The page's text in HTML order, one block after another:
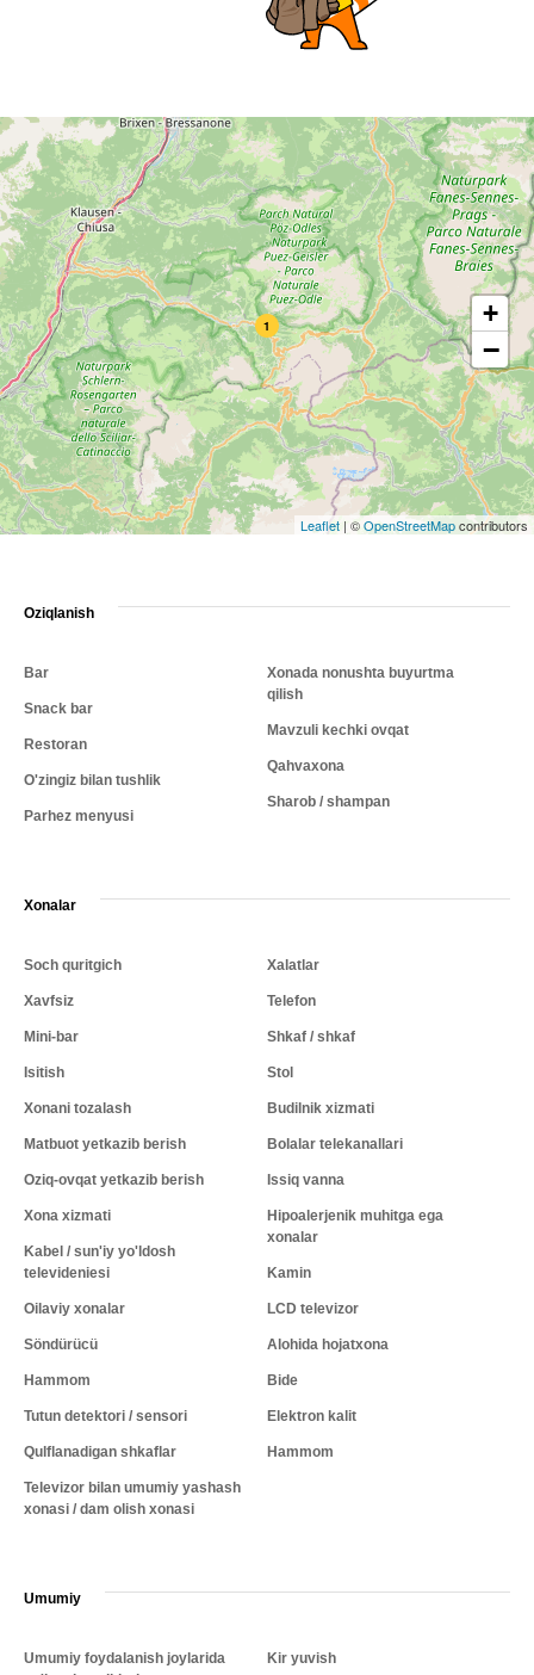
1 +
−
Leaflet | ©OpenStreetMapcontributors
Oziqlanish
Bar
Snack bar
Restoran
O'zingiz bilan tushlik
Parhez menyusi
Xonada nonushta buyurtma
qilish
Mavzuli kechki ovqat
Qahvaxona
Sharob / shampan
Xonalar
Soch quritgich
Xavfsiz
Mini-bar
Isitish
Xonani tozalash
Matbuot yetkazib berish
Oziq-ovqat yetkazib berish
Xona xizmati
Kabel / sun'iy yo'ldosh
televideniesi
Oilaviy xonalar
Söndürücü
Hammom
Tutun detektori / sensori
Qulflanadigan shkaflar
Televizor bilan umumiy yashash
xonasi / dam olish xonasi
Xalatlar
Telefon
Shkaf / shkaf
Stol
Budilnik xizmati
Bolalar telekanallari
Issiq vanna
Hipoalerjenik muhitga ega
xonalar
Kamin
LCD televizor
Alohida hojatxona
Bide
Elektron kalit
Hammom
Umumiy
Umumiy foydalanish joylarida
Kir yuvish